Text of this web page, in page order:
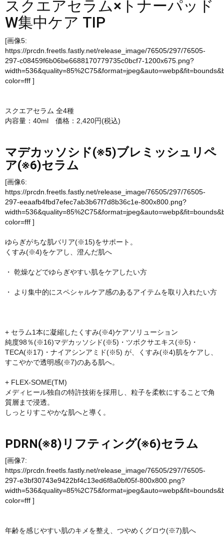
スクエアセラム×トナーパッド
W集中ケア TIP
[画像5:
https://prcdn.freetls.fastly.net/release_image/76505/297/76505-
297-c08459f6b06be6688170779735c0bcf7-1200x675.png?
color=fff ]
スクエアセラム 全4種
内容量：40ml 価格：2,420円(税込)
マデカッソシド(※5)ブレミッシュリペ
ア(※6)セラム
[画像6:
https://prcdn.freetls.fastly.net/release_image/76505/297/76505-
297-eeaafb4fbd7efec7ab3b67f7d8b36c1e-800x800.png?
color=fff ]
ゆらぎがちな肌バリア(※15)をサポート。
くすみ(※4)をケアし、澄んだ肌へ
・ 乾燥などでゆらぎやすい肌をケアしたい方
・ より集中的にスペシャルケア感のあるアイテムを取り入れたい方
+ セラム1本に凝縮したくすみ(※4)ケアソリューション
純度98％(※16)マデカッソシド(※5)・ツボクサエキス(※5)・
TECA(※17)・ナイアシンアミド(※5) が、くすみ(※4)肌をケアし、
すこやかで透明感(※7)のある肌へ。
+ FLEX-SOME(TM)
メディヒール独自の特許技術を採用し、粒子を柔軟にすることで角
質層まで浸透。
しっとりすこやかな肌へと導く。
PDRN(※8)リフティング(※6)セラム
[画像7:
https://prcdn.freetls.fastly.net/release_image/76505/297/76505-
297-e3bf30743e9422bf4c13ed6f8a0bf05f-800x800.png?
color=fff ]
年齢を感じやすい肌のキメを整え、つやめくグロウ(※7)肌へ